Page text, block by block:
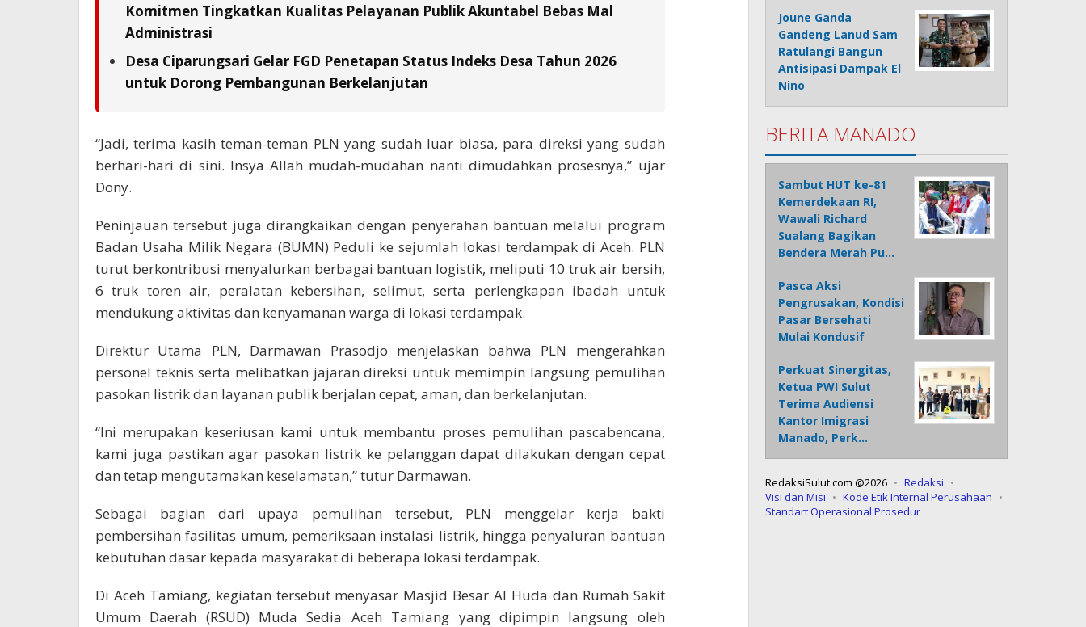
Komitmen Tingkatkan Kualitas Pelayanan Publik Akuntabel Bebas Mal
Administrasi
Desa Ciparungsari Gelar FGD Penetapan Status Indeks Desa Tahun 2026
untuk Dorong Pembangunan Berkelanjutan
“Jadi, terima kasih teman-teman PLN yang sudah luar biasa, para direksi yang sudah
berhari-hari di sini. Insya Allah mudah-mudahan nanti dimudahkan prosesnya,” ujar
Dony.
Peninjauan tersebut juga dirangkaikan dengan penyerahan bantuan melalui program
Badan Usaha Milik Negara (BUMN) Peduli ke sejumlah lokasi terdampak di Aceh. PLN
turut berkontribusi menyalurkan berbagai bantuan logistik, meliputi 10 truk air bersih,
6 truk toren air, peralatan kebersihan, selimut, serta perlengkapan ibadah untuk
mendukung aktivitas dan kenyamanan warga di lokasi terdampak.
Direktur Utama PLN, Darmawan Prasodjo menjelaskan bahwa PLN mengerahkan
personel teknis serta melibatkan jajaran direksi untuk memimpin langsung pemulihan
pasokan listrik dan layanan publik berjalan cepat, aman, dan berkelanjutan.
“Ini merupakan keseriusan kami untuk membantu proses pemulihan pascabencana,
kami juga pastikan agar pasokan listrik ke pelanggan dapat dilakukan dengan cepat
dan tetap mengutamakan keselamatan,” tutur Darmawan.
Sebagai bagian dari upaya pemulihan tersebut, PLN menggelar kerja bakti
pembersihan fasilitas umum, pemeriksaan instalasi listrik, hingga penyaluran bantuan
kebutuhan dasar kepada masyarakat di beberapa lokasi terdampak.
Di Aceh Tamiang, kegiatan tersebut menyasar Masjid Besar Al Huda dan Rumah Sakit
Umum Daerah (RSUD) Muda Sedia Aceh Tamiang yang dipimpin langsung oleh
Joune Ganda
Gandeng Lanud Sam
Ratulangi Bangun
Antisipasi Dampak El
Nino
BERITA MANADO
Sambut HUT ke-81
Kemerdekaan RI,
Wawali Richard
Sualang Bagikan
Bendera Merah Pu…
Pasca Aksi
Pengrusakan, Kondisi
Pasar Bersehati
Mulai Kondusif
Perkuat Sinergitas,
Ketua PWI Sulut
Terima Audiensi
Kantor Imigrasi
Manado, Perk…
RedaksiSulut.com @2026
Redaksi
Visi dan Misi
Kode Etik Internal Perusahaan
Standart Operasional Prosedur